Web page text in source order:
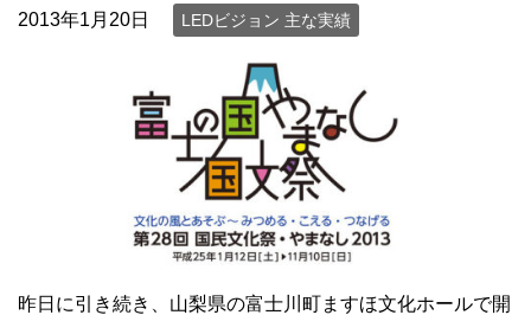
2013年1月20日 LEDビジョン 主な実績
昨日に引き続き、山梨県の富士川町ますほ文化ホールで開